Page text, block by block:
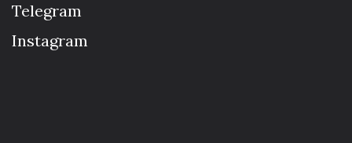
Telegram
Instagram